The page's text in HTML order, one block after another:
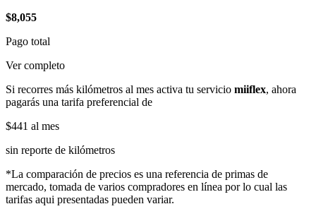
$8,055
Pago total
Ver completo
Si recorres más kilómetros al mes activa tu servicio miiflex, ahora
pagarás una tarifa preferencial de
$441 al mes
sin reporte de kilómetros
*La comparación de precios es una referencia de primas de
mercado, tomada de varios compradores en línea por lo cual las
tarifas aqui presentadas pueden variar.